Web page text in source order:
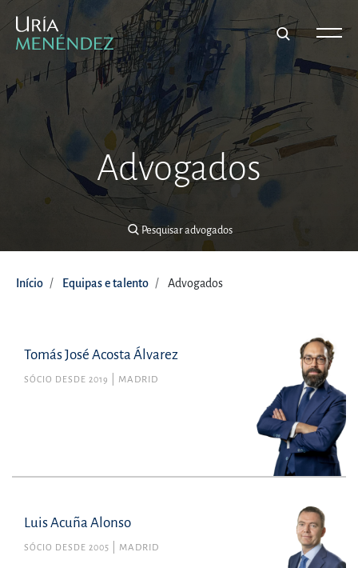
Advogados
Pesquisar advogados
Pesquisar advogados
Início Equipas e talento Advogados
Tomás José Acosta Álvarez
SÓCIO DESDE 2019 MADRID
Luis Acuña Alonso
SÓCIO DESDE 2005 MADRID